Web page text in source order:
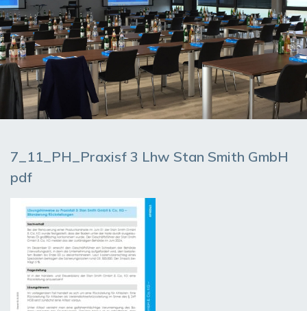
7_11_PH_Praxisf 3 Lhw Stan Smith GmbH
pdf